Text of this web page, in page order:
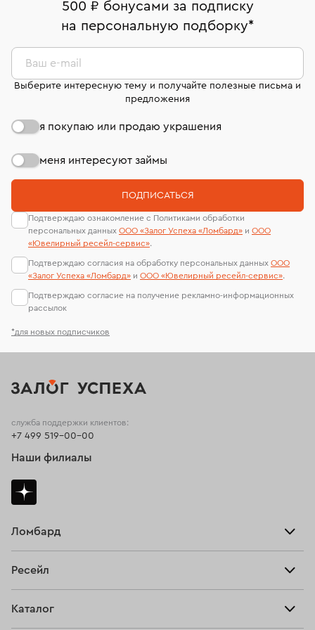
право передумать, если изделие вам не подошло. 7
дней на возврат. Детальные условия возврата
комиссионных украшений и часов смотрите на
странице«Возврат украшений»
На особо ценные изделия получены
сертификаты МГУ и других геммологических
лабораторий
500 ₽ бонусами за подписку
на персональную подборку*
*для новых подписчиков
Ваш e-mail
Выберите интересную тему и получайте полезные письма и
предложения
я покупаю или продаю украшения
меня интересуют займы
ПОДПИСАТЬСЯ
Подтверждаю ознакомление с Политиками обработки
персональных данных ООО «Залог Успеха «Ломбард» и ООО
«Ювелирный ресейл-сервиc».
Подтверждаю согласия на обработку персональных данных ООО
«Залог Успеха «Ломбард» и ООО «Ювелирный ресейл-сервиc».
Подтверждаю согласие на получение рекламно-информационных
рассылок
Ломбард
Тарифы
Ресейл
Каталог
служба поддержки клиентов:
+7 499 519-00-00
Наши филиалы